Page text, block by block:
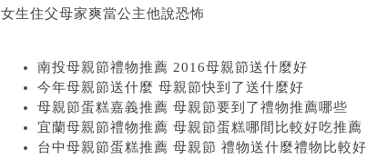
女生住父母家爽當公主他說恐怖
南投母親節禮物推薦 2016母親節送什麼好
今年母親節送什麼 母親節快到了送什麼好
母親節蛋糕嘉義推薦 母親節要到了禮物推薦哪些
宜蘭母親節禮物推薦 母親節蛋糕哪間比較好吃推薦
台中母親節蛋糕推薦 母親節 禮物送什麼禮物比較好